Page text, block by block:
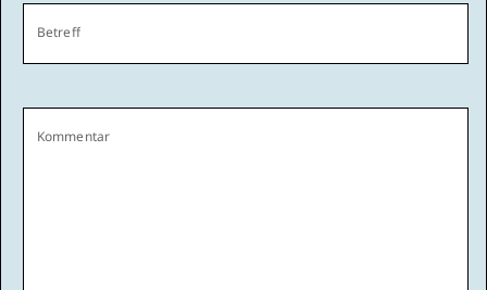
Betreff
Kommentar